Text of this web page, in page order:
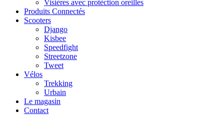
Visières avec protèction oreilles
Produits Connectés
Scooters
Django
Kisbee
Speedfight
Streetzone
Tweet
Vélos
Trekking
Urbain
Le magasin
Contact